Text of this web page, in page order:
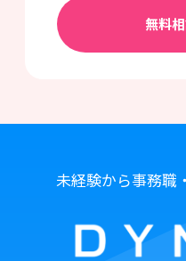
無料
未経験から事務職